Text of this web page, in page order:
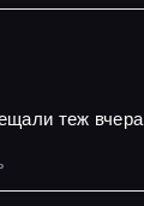
теж вчера